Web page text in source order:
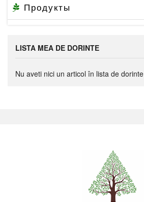
Продукты
LISTA MEA DE DORINTE
Nu aveti nici un articol în lista de dorinte